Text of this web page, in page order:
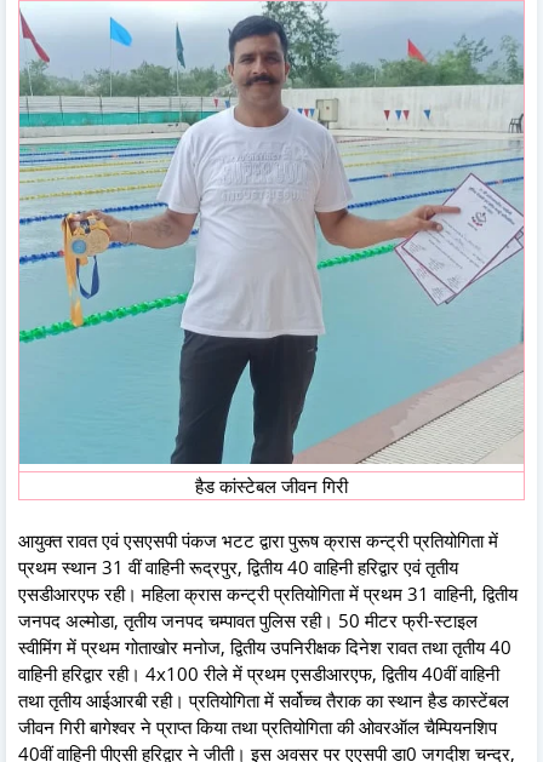
हैड कांस्टेबल जीवन गिरी
आयुक्त रावत एवं एसएसपी पंकज भटट द्वारा पुरूष क्रास कन्ट्री प्रतियोगिता में
प्रथम स्थान 31 वीं वाहिनी रूद्रपुर, द्वितीय 40 वाहिनी हरिद्वार एवं तृतीय
एसडीआरएफ रही। महिला क्रास कन्ट्री प्रतियोगिता में प्रथम 31 वाहिनी, द्वितीय
जनपद अल्मोडा, तृतीय जनपद चम्पावत पुलिस रही। 50 मीटर फ्री-स्टाइल
स्वीमिंग में प्रथम गोताखोर मनोज, द्वितीय उपनिरीक्षक दिनेश रावत तथा तृतीय 40
वाहिनी हरिद्वार रही। 4x100 रीले में प्रथम एसडीआरएफ, द्वितीय 40वीं वाहिनी
तथा तृतीय आईआरबी रही। प्रतियोगिता में सर्वोच्च तैराक का स्थान हैड कास्टेंबल
जीवन गिरी बागेश्वर ने प्राप्त किया तथा प्रतियोगिता की ओवरऑल चैम्पियनशिप
40वीं वाहिनी पीएसी हरिद्वार ने जीती। इस अवसर पर एएसपी डा0 जगदीश चन्द्र,